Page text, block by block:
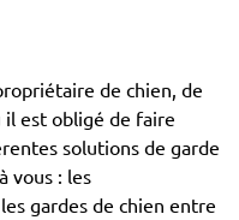
de chien, de
il est obligé de faire
solutions de garde
vous : les
gardes de chien entre